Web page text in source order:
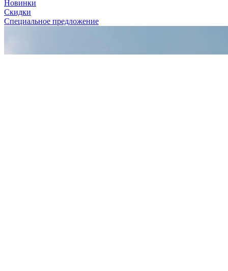
Новинки
Скидки
Специальное предложение